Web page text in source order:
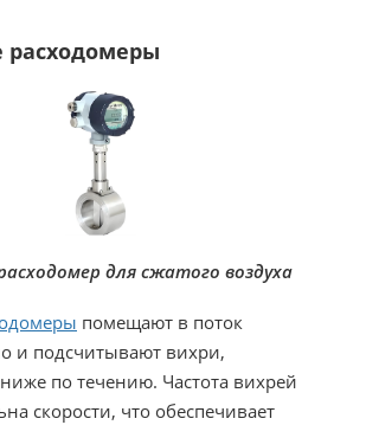
расходомеры
для сжатого воздуха
помещают в поток
и подсчитывают вихри,
по течению. Частота вихрей
скорости, что обеспечивает